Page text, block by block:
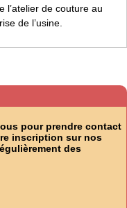
l’atelier de couture au
de l’usine.
pour prendre contact
inscription sur nos
des